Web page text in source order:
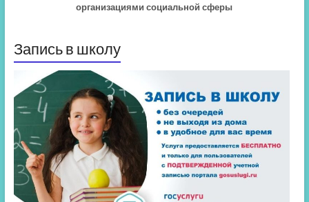
организациями социальной сферы
Запись в школу